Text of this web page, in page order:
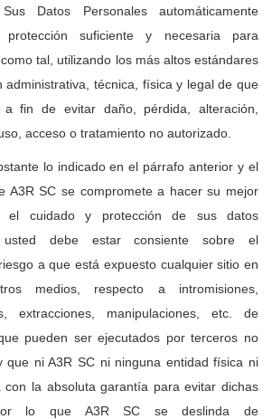
Datos Personales automáticamente
suficiente y necesaria para
tal, utilizando los más altos estándares
administrativa, técnica, física y legal de que
a fin de evitar daño, pérdida, alteración,
acceso o tratamiento no autorizado.
lo indicado en el párrafo anterior y el
A3R SC se compromete a hacer su mejor
el cuidado y protección de sus datos
usted debe estar consiente sobre el
a que está expuesto cualquier sitio en
medios, respecto a intromisiones,
extracciones, manipulaciones, etc. de
pueden ser ejecutados por terceros no
que ni A3R SC ni ninguna entidad física ni
con la absoluta garantía para evitar dichas
lo que A3R SC se deslinda de